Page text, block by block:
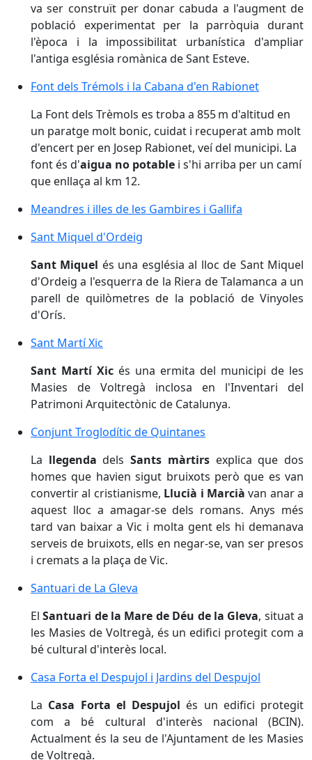
va ser construït per donar cabuda a l'augment de
població experimentat per la parròquia durant
l'època i la impossibilitat urbanística d'ampliar
l'antiga església romànica de Sant Esteve.
Font dels Trémols i la Cabana d'en Rabionet
Font dels Trémols i la Cabana d'en Rabionet
La Font dels Trèmols es troba a 855 m d'altitud en
un paratge molt bonic, cuidat i recuperat amb molt
d'encert per en Josep Rabionet, veí del municipi. La
font és d'aigua no potable i s'hi arriba per un camí
que enllaça al km 12.
Meandres i illes de les Gambires i Gallifa
Meandres i illes de les Gambires i Gallifa
Sant Miquel d'Ordeig
Sant Miquel d'Ordeig
Sant Miquel és una església al lloc de Sant Miquel
d'Ordeig a l'esquerra de la Riera de Talamanca a un
parell de quilòmetres de la població de Vinyoles
d'Orís.
Sant Martí Xic
Sant Martí Xic
Sant Martí Xic és una ermita del municipi de les
Masies de Voltregà inclosa en l'Inventari del
Patrimoni Arquitectònic de Catalunya.
Conjunt Troglodític de Quintanes
Conjunt Troglodític de Quintanes
La llegenda dels Sants màrtirsexplica que dos
homes que havien sigut bruixots però que es van
convertir al cristianisme, Llucià i Marcià van anar a
aquest lloc a amagar-se dels romans. Anys més
tard van baixar a Vic i molta gent els hi demanava
serveis de bruixots, ells en negar-se, van ser presos
i cremats a la plaça de Vic.
Santuari de La Gleva
Santuari de La Gleva
ElSantuari de la Mare de Déu de la Gleva, situat a
les Masies de Voltregà, és un edifici protegit com a
bé cultural d'interès local.
Casa Forta el Despujol i Jardins del Despujol
Casa Forta el Despujol i Jardins del Despujol
La Casa Forta el Despujol és un edifici protegit
com a bé cultural d'interès nacional (BCIN).
Actualment és la seu de l'Ajuntament de les Masies
de Voltregà.